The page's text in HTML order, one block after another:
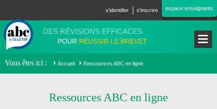
s'identifier s'inscrire espace enseignants
DES RÉVISIONS EFFICACES
POUR RÉUSSIR LE BREVET
Vous êtes ici Accueil Ressources ABC en ligne
Ressources ABC en ligne